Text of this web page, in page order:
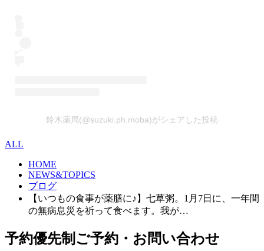
鈴木薬局(@suzuki.ph.moba)がシェアした投稿
ALL
HOME
NEWS&TOPICS
ブログ
【いつもの食事が薬膳に♪】七草粥。1月7日に、一年間
の無病息災を祈って食べます。我が…
予約優先制 ご予約・お問い合わせ